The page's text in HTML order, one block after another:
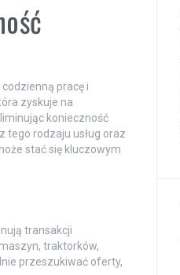
pracę i
zyskuje na
konieczność
tego rodzaju usług oraz
stać się kluczowym
transakcji
traktorków,
przeszukiwać oferty,